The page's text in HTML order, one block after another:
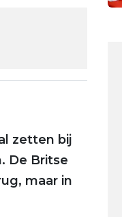
zetten bij
De Britse
maar in